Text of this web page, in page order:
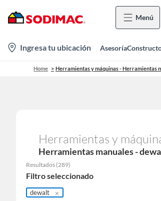
Menú
location-
icon
Ingresa tu ubicación Asesoría
Home Herramientas y máquinas - Herramientas
Herramientas y
Herramientas manuales -
Resultados (289)
Filtro seleccionado
dewalt